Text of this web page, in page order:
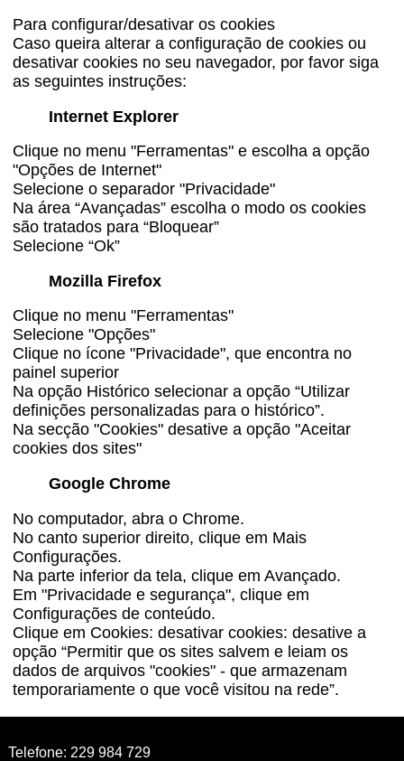
Para configurar/desativar os cookies
Caso queira alterar a configuração de cookies ou
desativar cookies no seu navegador, por favor siga
as seguintes instruções:
Internet Explorer
Clique no menu "Ferramentas" e escolha a opção
"Opções de Internet"
Selecione o separador "Privacidade"
Na área “Avançadas” escolha o modo os cookies
são tratados para “Bloquear”
Selecione “Ok”
Mozilla Firefox
Clique no menu "Ferramentas"
Selecione "Opções"
Clique no ícone "Privacidade", que encontra no
painel superior
Na opção Histórico selecionar a opção “Utilizar
definições personalizadas para o histórico”.
Na secção "Cookies" desative a opção "Aceitar
cookies dos sites"
Google Chrome
No computador, abra o Chrome.
No canto superior direito, clique em Mais
Configurações.
Na parte inferior da tela, clique em Avançado.
Em "Privacidade e segurança", clique em
Configurações de conteúdo.
Clique em Cookies: desativar cookies: desative a
opção “Permitir que os sites salvem e leiam os
dados de arquivos "cookies" - que armazenam
temporariamente o que você visitou na rede”.
Telefone: 229 984 729